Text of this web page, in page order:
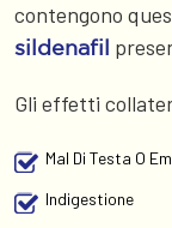
contengono
sildenafil
Gli effetti
Mal Di Testa O
Indigestione